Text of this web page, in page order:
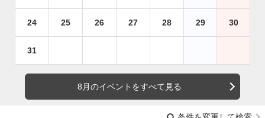
24 25 26 27 28 29 30
31
8月のイベントをすべて見る